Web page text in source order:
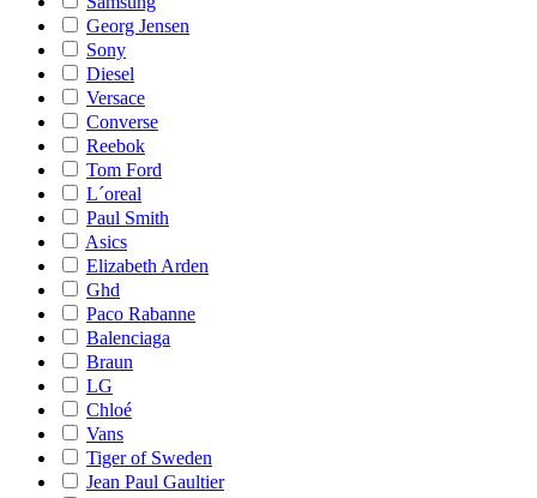
Georg Jensen
Sony
Diesel
Versace
Converse
Reebok
Tom Ford
L´oreal
Paul Smith
Asics
Elizabeth Arden
Ghd
Paco Rabanne
Balenciaga
Braun
LG
Chloé
Vans
Tiger of Sweden
Jean Paul Gaultier